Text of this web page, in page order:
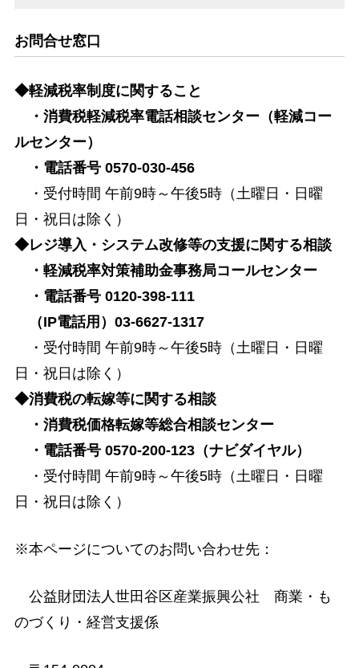
お問合せ窓口
◆軽減税率制度に関すること
・消費税軽減税率電話相談センター（軽減コー
ルセンター）
・電話番号 0570-030-456
・受付時間 午前9時～午後5時（土曜日・日曜
日・祝日は除く）
◆レジ導入・システム改修等の支援に関する相談
・軽減税率対策補助金事務局コールセンター
・電話番号 0120-398-111
（IP電話用）03-6627-1317
・受付時間 午前9時～午後5時（土曜日・日曜
日・祝日は除く）
◆消費税の転嫁等に関する相談
・消費税価格転嫁等総合相談センター
・電話番号 0570-200-123（ナビダイヤル）
・受付時間 午前9時～午後5時（土曜日・日曜
日・祝日は除く）
※本ページについてのお問い合わせ先：
公益財団法人世田谷区産業振興公社 商業・も
のづくり・経営支援係